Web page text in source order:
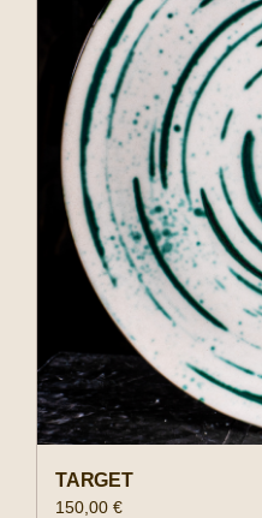
Negozio
Experiences
Il tuo account
TARGET
150,00 €